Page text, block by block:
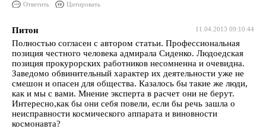
Ответить Цитировать
11.04.2013 09:10:44
Питон
Полностью согласен с автором статьи. Профессиональная
позиция честного человека адмирала Сиденко. Людоедская
позиция прокурорских работников несомненна и очевидна.
Заведомо обвинительный характер их деятельности уже не
смешон и опасен для общества. Казалось бы такие же люди,
как и мы с вами. Мнение эксперта в расчет они не берут.
Интересно,как бы они себя повели, если бы речь зашла о
неисправности космического аппарата и виновности
космонавта?